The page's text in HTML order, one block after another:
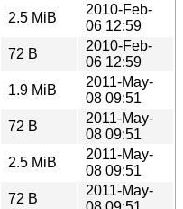
2.5 MiB
2010-Feb-
06 12:59
72 B
2010-Feb-
06 12:59
1.9 MiB
2011-May-
08 09:51
72 B
2011-May-
08 09:51
2.5 MiB
2011-May-
08 09:51
72 B
2011-May-